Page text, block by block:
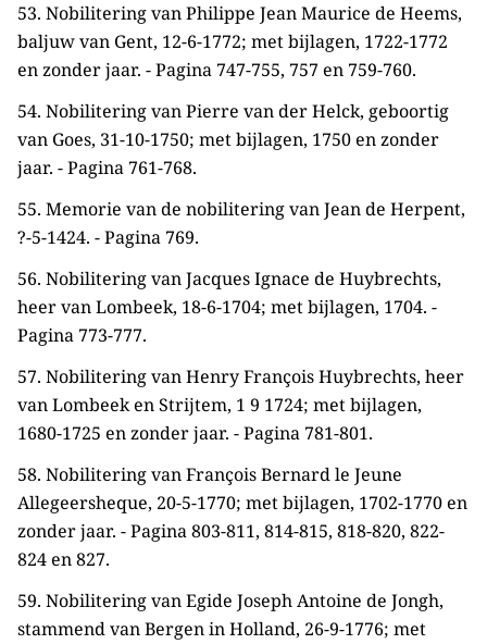
53. Nobilitering van Philippe Jean Maurice de Heems,
baljuw van Gent, 12-6-1772; met bijlagen, 1722-1772
en zonder jaar. - Pagina 747-755, 757 en 759-760.
54. Nobilitering van Pierre van der Helck, geboortig
van Goes, 31-10-1750; met bijlagen, 1750 en zonder
jaar. - Pagina 761-768.
55. Memorie van de nobilitering van Jean de Herpent,
?-5-1424. - Pagina 769.
56. Nobilitering van Jacques Ignace de Huybrechts,
heer van Lombeek, 18-6-1704; met bijlagen, 1704. -
Pagina 773-777.
57. Nobilitering van Henry François Huybrechts, heer
van Lombeek en Strijtem, 1 9 1724; met bijlagen,
1680-1725 en zonder jaar. - Pagina 781-801.
58. Nobilitering van François Bernard le Jeune
Allegeersheque, 20-5-1770; met bijlagen, 1702-1770 en
zonder jaar. - Pagina 803-811, 814-815, 818-820, 822-
824 en 827.
59. Nobilitering van Egide Joseph Antoine de Jongh,
stammend van Bergen in Holland, 26-9-1776; met